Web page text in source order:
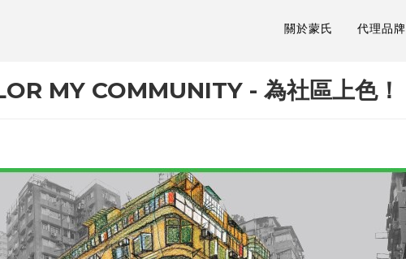
關於蒙氏 代理品牌
MY COMMUNITY - 為社區上色！